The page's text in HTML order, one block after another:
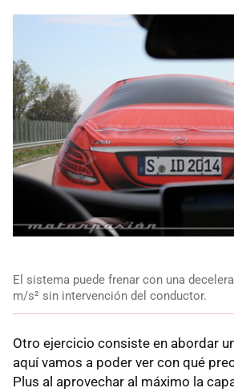
El sistema puede frenar con una
m/s² sin intervención del conductor.
Otro ejercicio consiste en abordar
aquí vamos a poder ver con qué
Plus al aprovechar al máximo la